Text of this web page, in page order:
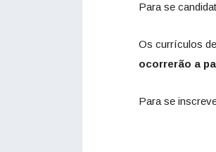
Para se
Os currículos
ocorrerão a
Para se